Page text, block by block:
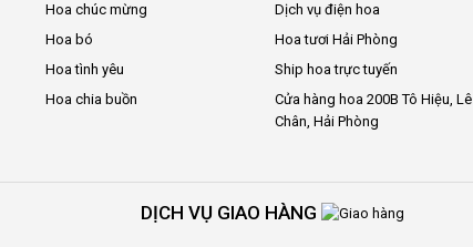
Hoa chúc mừng
Hoa bó
Hoa tình yêu
Hoa chia buồn
Dịch vụ điện hoa
Hoa tươi Hải Phòng
Ship hoa trực tuyến
Cửa hàng hoa 200B Tô Hiệu, Lê
Chân, Hải Phòng
DỊCH VỤ GIAO HÀNG